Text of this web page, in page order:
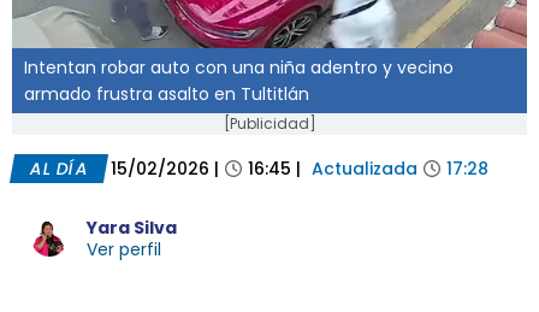
Intentan robar auto con una niña adentro y vecino
armado frustra asalto en Tultitlán
[Publicidad]
AL DÍA 15/02/2026 | 16:45 | Actualizada 17:28
Yara Silva
Ver perfil